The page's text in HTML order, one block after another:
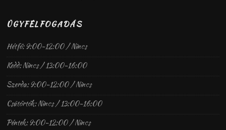
ÜGYFÉLFOGADÁS
Hétfő: 9:00-12:00 / Nincs
Kedd: Nincs / 13:00-16:00
Szerda: 9:00-12:00 / Nincs
Csütörtök: Nincs / 13:00-16:00
Péntek: 9:00-12:00 / Nincs